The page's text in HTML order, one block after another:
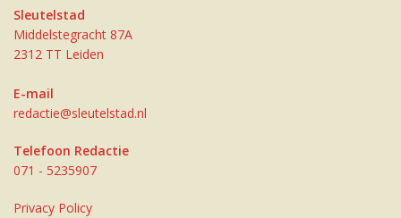
Sleutelstad
Middelstegracht 87A
2312 TT Leiden
E-mail
redactie@sleutelstad.nl
Telefoon Redactie
071 - 5235907
Privacy Policy